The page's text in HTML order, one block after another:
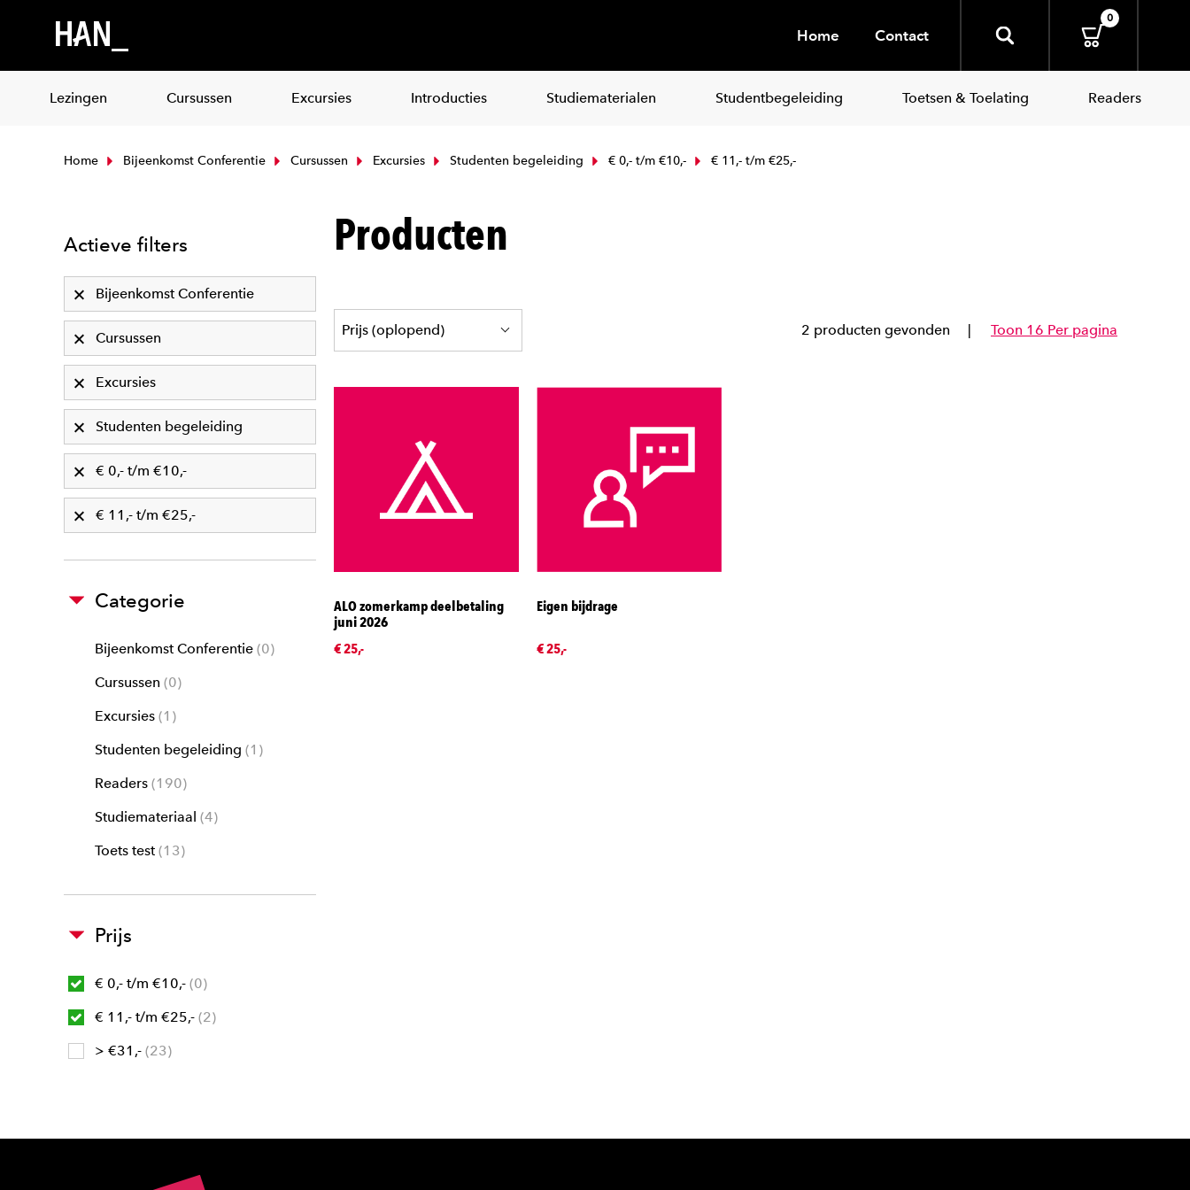
Home Contact
0
Lezingen Cursussen Excursies Introducties Studiematerialen Studentbegeleiding Toetsen & Toelating Readers
Home Bijeenkomst Conferentie Cursussen Excursies Studenten begeleiding € 0,- t/m €10,- € 11,- t/m €25,-
Actieve filters
Bijeenkomst Conferentie
Cursussen
Excursies
Studenten begeleiding
€ 0,- t/m €10,-
€ 11,- t/m €25,-
Categorie
Bijeenkomst Conferentie 0
Cursussen 0
Excursies 1
Studenten begeleiding
1
Readers 190
Studiemateriaal 4
Toets test 13
Prijs
€ 0,- t/m €10,- 0
€ 11,- t/m €25,- 2
> €31,- 23
Producten
2 producten gevonden Toon 16 Per pagina
ALO zomerkamp deelbetaling
juni 2026
€ 25,-
Eigen bijdrage
€ 25,-